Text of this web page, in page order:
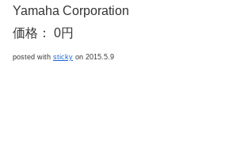
Yamaha Corporation
価格： 0円
posted with sticky on 2015.5.9